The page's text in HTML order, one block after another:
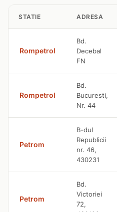
STATIE ADRESA
Rompetrol
Bd.
Decebal
FN
Rompetrol
Bd.
Bucuresti,
Nr. 44
Petrom
B-dul
Republicii
nr. 46,
430231
Petrom
Bd.
Victoriei
72,